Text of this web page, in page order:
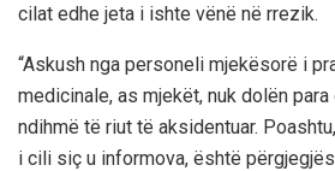
cilat edhe jeta i ishte vënë në rrezik.
“Askush nga personeli mjekësorë i
medicinale, as mjekët, nuk dolën para
ndihmë të riut të aksidentuar.
i cili siç u informova, është